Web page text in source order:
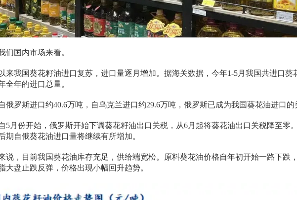
们国内市场来看。
来我国葵花籽油进口复苏，进口量逐月增加。据海关数据，今年1-5月我国共进口葵
全年的进口总量。
俄罗斯进口约40.6万吨，自乌克兰进口约29.6万吨，俄罗斯已成为我国葵花油进口的
5月份开始，俄罗斯开始下调葵花籽油出口关税，从6月起将葵花油出口关税降至零
期自俄葵花油进口量将继续有所增加。
说，目前我国葵花油库存充足，供给端宽松。原料葵花油价格自年初开始一路下跌
大盘止跌反弹，价格出现小幅回升趋势。